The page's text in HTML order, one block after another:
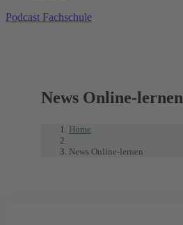
Podcast Fachschule
News Online-lernen
Home
News Online-lernen